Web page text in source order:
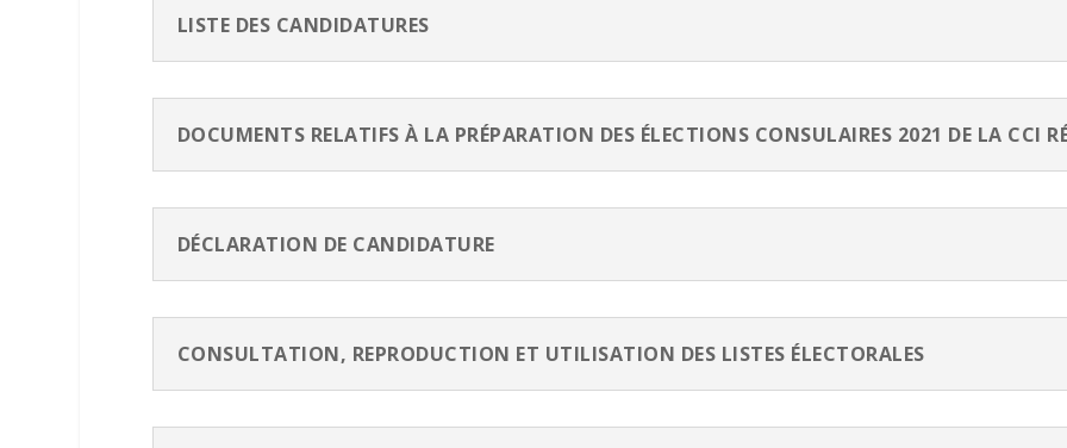
LISTE DES CANDIDATURES
DOCUMENTS RELATIFS À LA PRÉPARATION DES ÉLECTIONS CONSULAIRES 2021 DE LA CCI
DÉCLARATION DE CANDIDATURE
CONSULTATION, REPRODUCTION ET UTILISATION DES LISTES ÉLECTORALES